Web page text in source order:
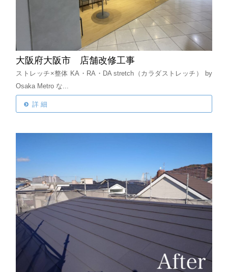
大阪府大阪市 店舗改修工事
ストレッチ×整体 KA・RA・DA stretch（カラダストレッチ）
by
Osaka Metro な...
詳 細